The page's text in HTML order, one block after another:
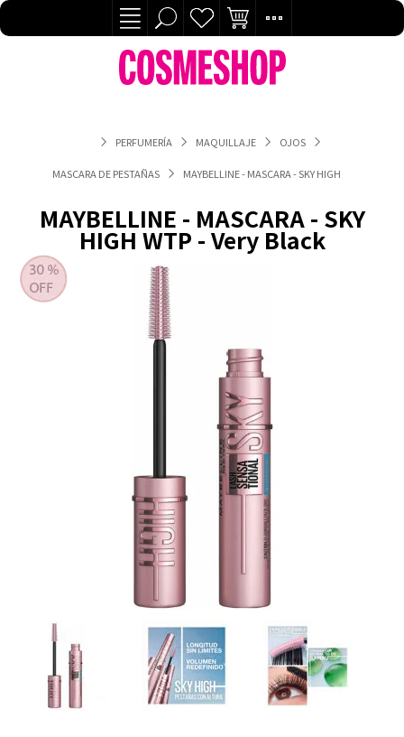
PERFUMERÍA MAQUILLAJE OJOS
MASCARA DE PESTAÑAS MAYBELLINE - MASCARA - SKY HIGH WTP - VERY
MAYBELLINE - MASCARA - SKY
HIGH WTP - Very Black